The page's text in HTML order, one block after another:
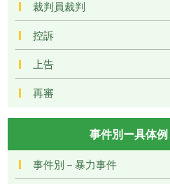
裁判員裁判
控訴
上告
再審
事件別ー具体
事件別－暴力事件